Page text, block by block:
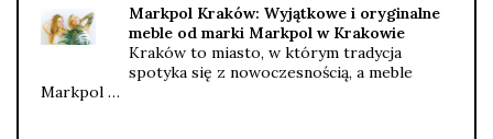
Markpol Kraków: Wyjątkowe i oryginalne
meble od marki Markpol w Krakowie
Kraków to miasto, w którym tradycja
spotyka się z nowoczesnością, a meble
Markpol …